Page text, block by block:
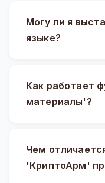
Могу ли я
языке?
Как работает
материалы'?
Чем
'КриптоАрм'